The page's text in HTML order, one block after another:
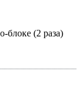
блоке (2 раза)